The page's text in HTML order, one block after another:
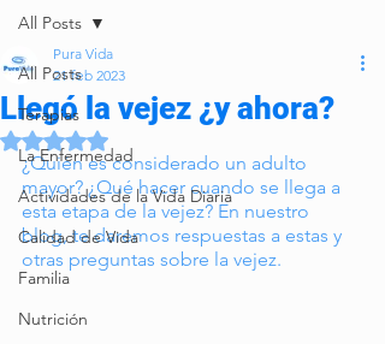
All Posts
Terapias
La Enfermedad
Actividades de la Vida Diaria
Calidad de Vida
Familia
Nutrición
All Posts
Llegó la vejez ¿y ahora?
Pura Vida
21 feb 2023
Obtuvo NaN de 5 estrellas.
¿Quién es considerado un adulto
mayor? ¿Qué hacer cuando se llega a
esta etapa de la vejez? En nuestro
blog, te daremos respuestas a estas y
otras preguntas sobre la vejez.